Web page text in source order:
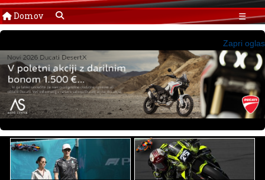
Domov ☰
Zapri oglas